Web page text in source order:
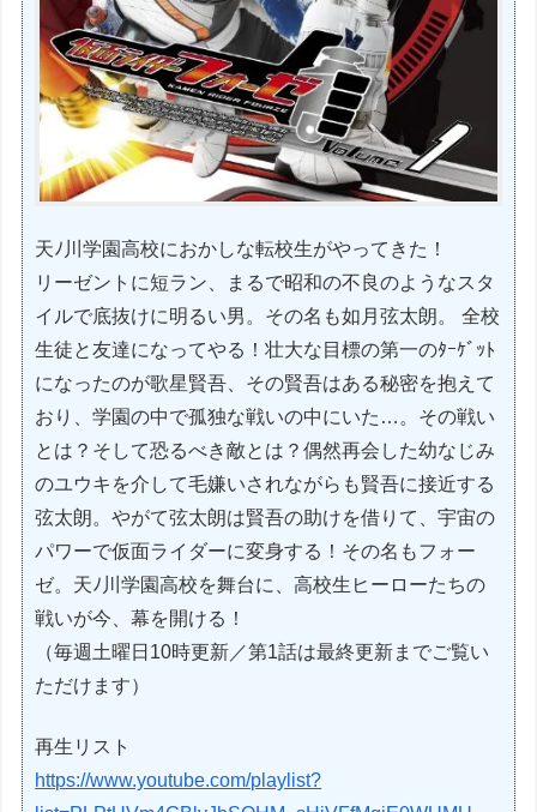
天ﾉ川学園高校におかしな転校生がやってきた！
リーゼントに短ラン、まるで昭和の不良のようなスタ
イルで底抜けに明るい男。その名も如月弦太朗。 全校
生徒と友達になってやる！壮大な目標の第一のﾀｰｹﾞｯﾄ
になったのが歌星賢吾、その賢吾はある秘密を抱えて
おり、学園の中で孤独な戦いの中にいた…。その戦い
とは？そして恐るべき敵とは？偶然再会した幼なじみ
のユウキを介して毛嫌いされながらも賢吾に接近する
弦太朗。やがて弦太朗は賢吾の助けを借りて、宇宙の
パワーで仮面ライダーに変身する！その名もフォー
ゼ。天ﾉ川学園高校を舞台に、高校生ヒーローたちの
戦いが今、幕を開ける！
（毎週土曜日10時更新／第1話は最終更新までご覧い
ただけます）
再生リスト
https://www.youtube.com/playlist?